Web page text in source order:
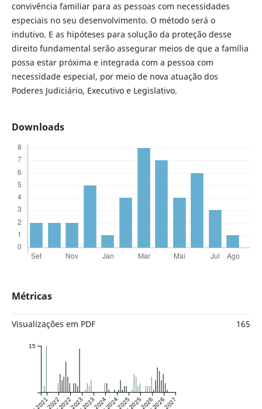
convivência familiar para as pessoas com necessidades
especiais no seu desenvolvimento. O método será o
indutivo. E as hipóteses para solução da proteção desse
direito fundamental serão assegurar meios de que a família
possa estar próxima e integrada com a pessoa com
necessidade especial, por meio de nova atuação dos
Poderes Judiciário, Executivo e Legislativo.
Downloads
Métricas
Visualizações em PDF 165
15